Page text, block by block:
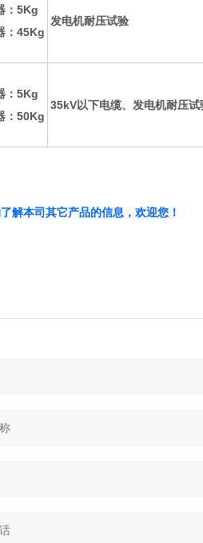
：5Kg
：45Kg
发电机耐压试验
：5Kg
：50Kg
35kV以下电缆、发电机耐压试
解本司其它产品的信息，欢迎您！